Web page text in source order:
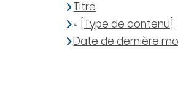
Titre
[Type de contenu]
Date de dernière